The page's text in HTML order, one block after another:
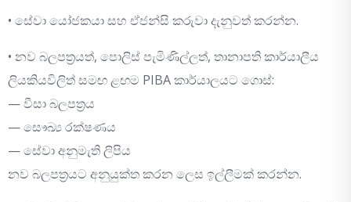
• සේවා යෝජකයා සහ ඒජන්සි කරුවා දැනුවත් කරන්න.
• නව බලපත්‍රයත්, පොලිස් පැමිණිල්ලත්, තානාපති කාර්යාලීය
ලියකියවිලිත් සමඟ ළඟම PIBA කාර්යාලයට ගොස්:
— වීසා බලපත්‍රය
— සෞඛ්‍ය රක්ෂණය
— සේවා අනුමැති ලිපිය
නව බලපත්‍රයට අනුයුක්ත කරන ලෙස ඉල්ලීමක් කරන්න.